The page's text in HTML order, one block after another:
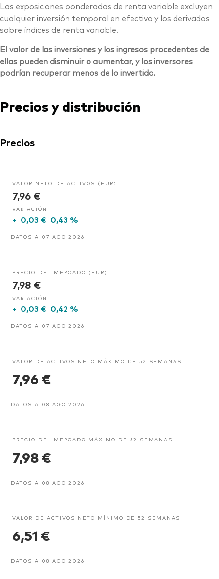
Las exposiciones ponderadas de renta variable excluyen
cualquier inversión temporal en efectivo y los derivados
sobre índices de renta variable.
El valor de las inversiones y los ingresos procedentes de
ellas pueden disminuir o aumentar, y los inversores
podrían recuperar menos de lo invertido.
Precios y distribución
Precios
VALOR NETO DE ACTIVOS (EUR)
7,96 €
VARIACIÓN
+ 0,03 € 0,43 %
DATOS A 07 AGO 2026
PRECIO DEL MERCADO (EUR)
7,98 €
VARIACIÓN
+ 0,03 € 0,42 %
DATOS A 07 AGO 2026
VALOR DE ACTIVOS NETO MÁXIMO DE 52 SEMANAS
7,96 €
DATOS A 08 AGO 2026
PRECIO DEL MERCADO MÁXIMO DE 52 SEMANAS
7,98 €
DATOS A 08 AGO 2026
VALOR DE ACTIVOS NETO MÍNIMO DE 52 SEMANAS
6,51 €
DATOS A 08 AGO 2026